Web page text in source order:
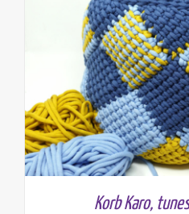
Korb Karo,